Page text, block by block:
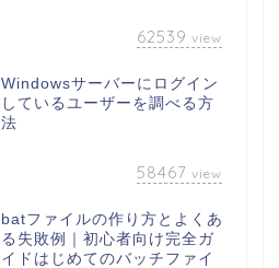
62539 view
Windowsサーバーにログイン
しているユーザーを調べる方
法
58467 view
batファイルの作り方とよくあ
る失敗例｜初心者向け完全ガ
イドはじめてのバッチファイ